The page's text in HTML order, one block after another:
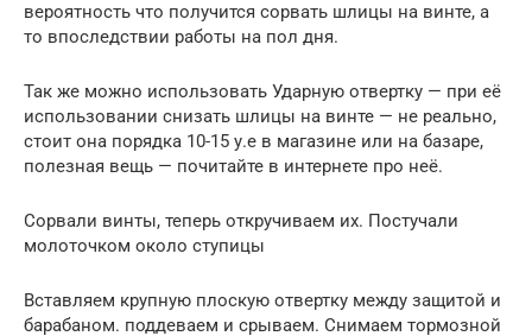
вероятность что получится сорвать шлицы на винте, а
то впоследствии работы на пол дня.
Так же можно использовать Ударную отвертку — при её
использовании снизать шлицы на винте — не реально,
стоит она порядка 10-15 у.е в магазине или на базаре,
полезная вещь — почитайте в интернете про неё.
Сорвали винты, теперь откручиваем их. Постучали
молоточком около ступицы
Вставляем крупную плоскую отвертку между защитой и
барабаном. поддеваем и срываем. Снимаем тормозной